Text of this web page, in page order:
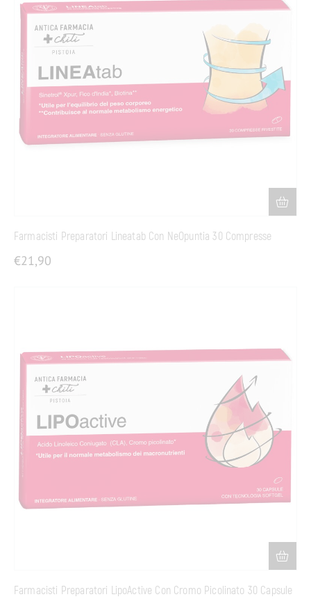
Farmacisti Preparatori Lineatab Con NeOpuntia 30 Compresse
€21,90
Farmacisti Preparatori LipoActive Con Cromo Picolinato 30 Capsule